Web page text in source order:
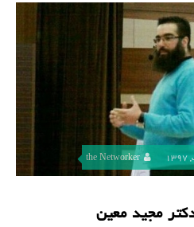
the Networker
مجید معین